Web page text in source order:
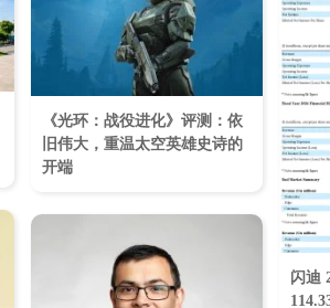
《光环：战役进化》评测：依
旧伟大，重温太空英雄史诗的
开端
闪迪